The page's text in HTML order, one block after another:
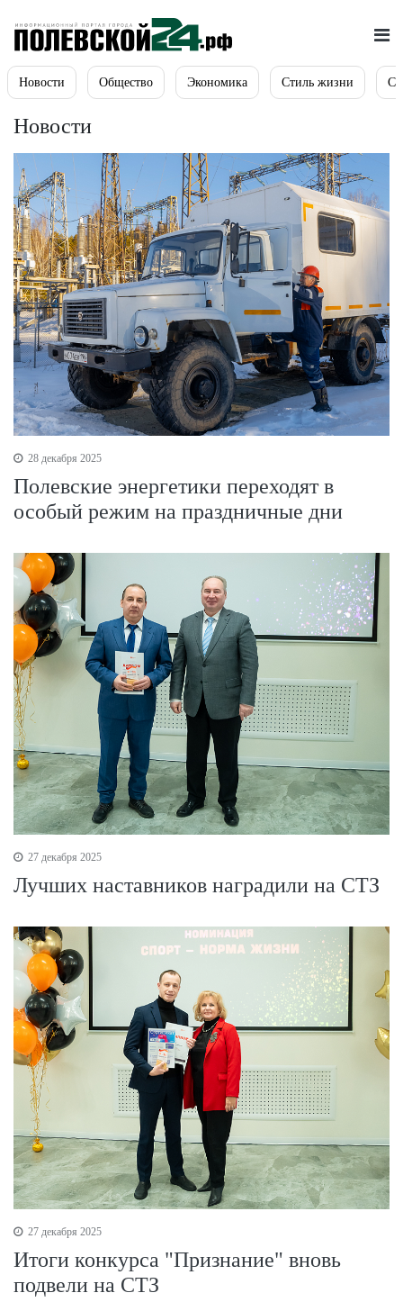
Новости Общество Экономика Стиль жизни
Новости
28 декабря 2025
Полевские энергетики переходят в
особый режим на праздничные дни
27 декабря 2025
Лучших наставников наградили на СТЗ
27 декабря 2025
Итоги конкурса "Признание" вновь
подвели на СТЗ